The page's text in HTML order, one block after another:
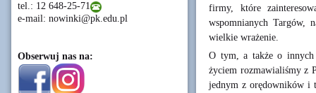
tel.: 12 648-25-71
e-mail: nowinki@pk.edu.pl
Obserwuj nas na:
firmy, które
wspomnianych Targów,
wielkie wrażenie.
O tym, a także o innych
życiem rozmawialiśmy z
jednym z orędowników i